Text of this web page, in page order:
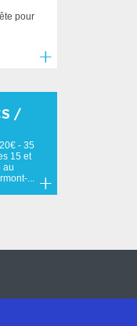
pour
savoir
/
- 35
15 et
au
...